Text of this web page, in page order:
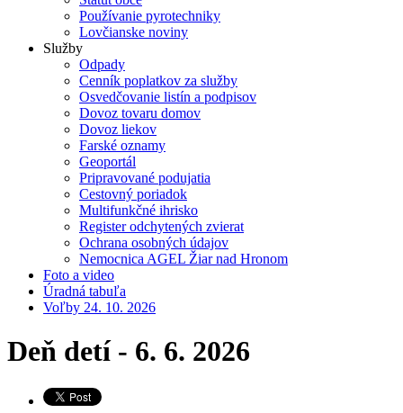
Používanie pyrotechniky
Lovčianske noviny
Služby
Odpady
Cenník poplatkov za služby
Osvedčovanie listín a podpisov
Dovoz tovaru domov
Dovoz liekov
Farské oznamy
Geoportál
Pripravované podujatia
Cestovný poriadok
Multifunkčné ihrisko
Register odchytených zvierat
Ochrana osobných údajov
Nemocnica AGEL Žiar nad Hronom
Foto a video
Úradná tabuľa
Voľby 24. 10. 2026
Deň detí - 6. 6. 2026